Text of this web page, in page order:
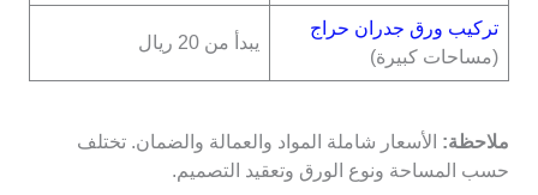
تركيب ورق جدران حراج
(مساحات كبيرة)
يبدأ من 20 ريال
ملاحظة: الأسعار شاملة المواد والعمالة والضمان. تختلف
حسب المساحة ونوع الورق وتعقيد التصميم.